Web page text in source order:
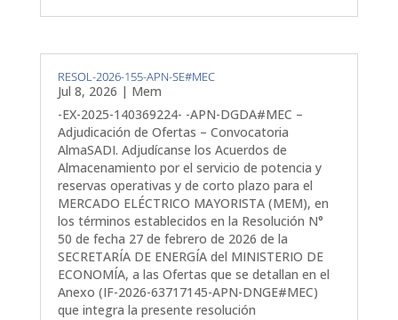
RESOL-2026-155-APN-SE#MEC
Jul 8, 2026 | Mem
-EX-2025-140369224- -APN-DGDA#MEC –
Adjudicación de Ofertas – Convocatoria
AlmaSADI. Adjudícanse los Acuerdos de
Almacenamiento por el servicio de potencia y
reservas operativas y de corto plazo para el
MERCADO ELÉCTRICO MAYORISTA (MEM), en
los términos establecidos en la Resolución N°
50 de fecha 27 de febrero de 2026 de la
SECRETARÍA DE ENERGÍA del MINISTERIO DE
ECONOMÍA, a las Ofertas que se detallan en el
Anexo (IF-2026-63717145-APN-DNGE#MEC)
que integra la presente resolución